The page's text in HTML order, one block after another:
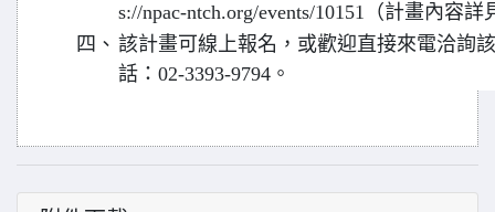
s://npac-ntch.org/events/10151（計畫內容
四、 該計畫可線上報名，或歡迎直接來電洽詢
話：02-3393-9794。